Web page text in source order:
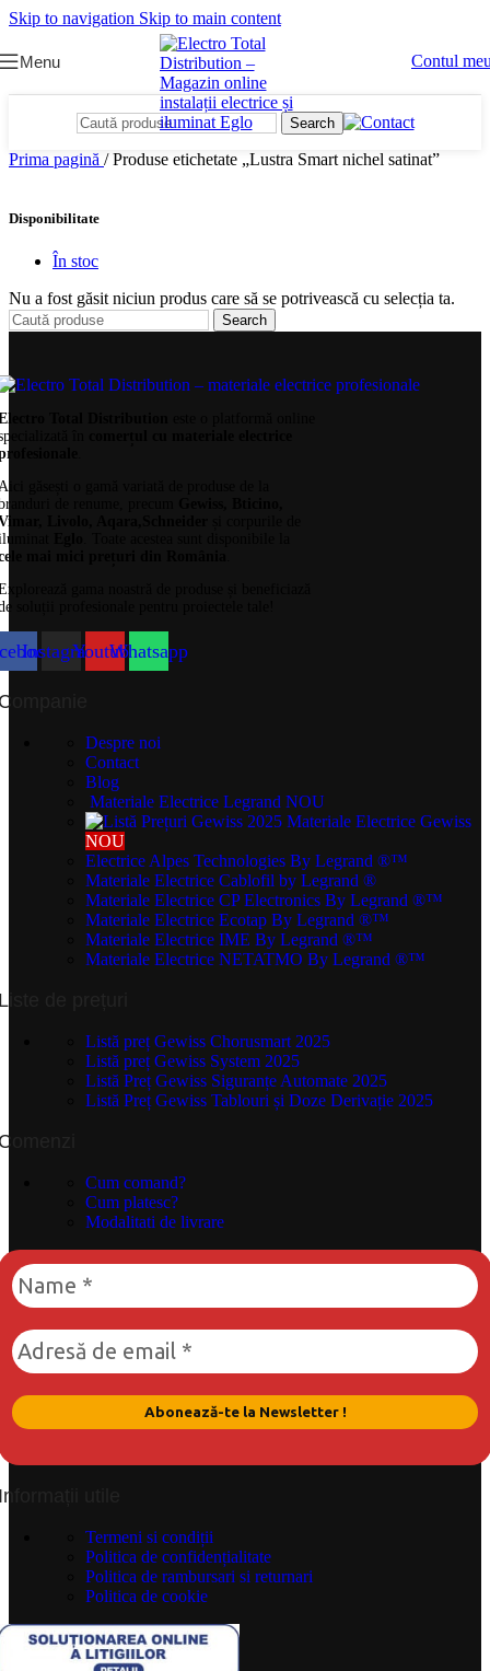
Skip to navigation Skip to main content
Menu Contul
Search
Prima pagină / Produse etichetate „Lustra Smart nichel satinat”
Disponibilitate
În stoc
Nu a fost găsit niciun produs care să se potrivească cu selecția ta.
Search
Total Distribution
în
găsești o gamă variată de produse de la
de renume, precum
Livolo, Aqara,Schneider
mai mici prețuri din România
gama noastră de produse și beneficiază
soluții profesionale pentru proiectele tale!
InstagramYoutubeWhatsapp
Despre noi
Contact
Blog
Materiale Electrice Legrand NOU
Materiale Electrice Gewiss
NOU
Electrice Alpes Technologies By Legrand ®™
Materiale Electrice Cablofil by Legrand ®
Materiale Electrice CP Electronics By Legrand ®™
Materiale Electrice Ecotap By Legrand ®™
Materiale Electrice IME By Legrand ®™
Materiale Electrice NETATMO By Legrand ®™
de prețuri
Listă preț Gewiss Chorusmart 2025
Listă preț Gewiss System 2025
Listă Preț Gewiss Siguranțe Automate 2025
Listă Preț Gewiss Tablouri și Doze Derivație 2025
Cum comand?
Cum platesc?
Modalitati de livrare
utile
Termeni si condiții
Politica de confidențialitate
Politica de rambursari si returnari
Politica de cookie